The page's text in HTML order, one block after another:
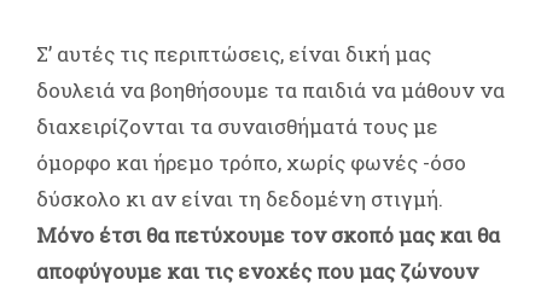
Σ’ αυτές τις περιπτώσεις, είναι δική μας
δουλειά να βοηθήσουμε τα παιδιά να μάθουν να
διαχειρίζονται τα συναισθήματά τους με
όμορφο και ήρεμο τρόπο, χωρίς φωνές -όσο
δύσκολο κι αν είναι τη δεδομένη στιγμή.
Μόνο έτσι θα πετύχουμε τον σκοπό μας και θα
αποφύγουμε και τις ενοχές που μας ζώνουν